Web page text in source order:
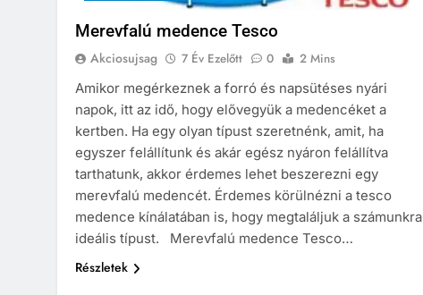
Merevfalú medence Tesco
Akciosujsag 7 Év Ezelőtt 0
2 Mins
Amikor megérkeznek a forró és napsütéses nyári
napok, itt az idő, hogy elővegyük a medencéket a
kertben. Ha egy olyan típust szeretnénk, amit, ha
egyszer felállítunk és akár egész nyáron felállítva
tarthatunk, akkor érdemes lehet beszerezni egy
merevfalú medencét. Érdemes körülnézni a tesco
medence kínálatában is, hogy megtaláljuk a számunkra
ideális típust. Merevfalú medence Tesco…
Részletek